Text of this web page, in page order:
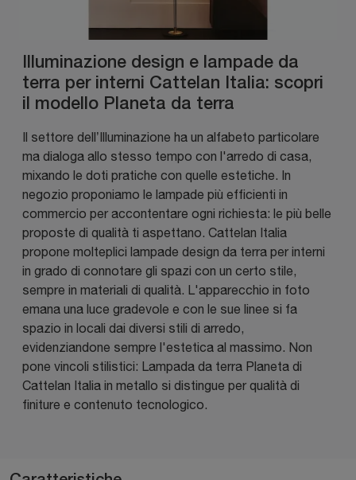
Illuminazione design e lampade da
terra per interni Cattelan Italia: scopri
il modello Planeta da terra
Il settore dell’Illuminazione ha un alfabeto particolare
ma dialoga allo stesso tempo con l'arredo di casa,
mixando le doti pratiche con quelle estetiche. In
negozio proponiamo le lampade più efficienti in
commercio per accontentare ogni richiesta: le più belle
proposte di qualità ti aspettano. Cattelan Italia
propone molteplici lampade design da terra per interni
in grado di connotare gli spazi con un certo stile,
sempre in materiali di qualità. L'apparecchio in foto
emana una luce gradevole e con le sue linee si fa
spazio in locali dai diversi stili di arredo,
evidenziandone sempre l'estetica al massimo. Non
pone vincoli stilistici: Lampada da terra Planeta di
Cattelan Italia in metallo si distingue per qualità di
finiture e contenuto tecnologico.